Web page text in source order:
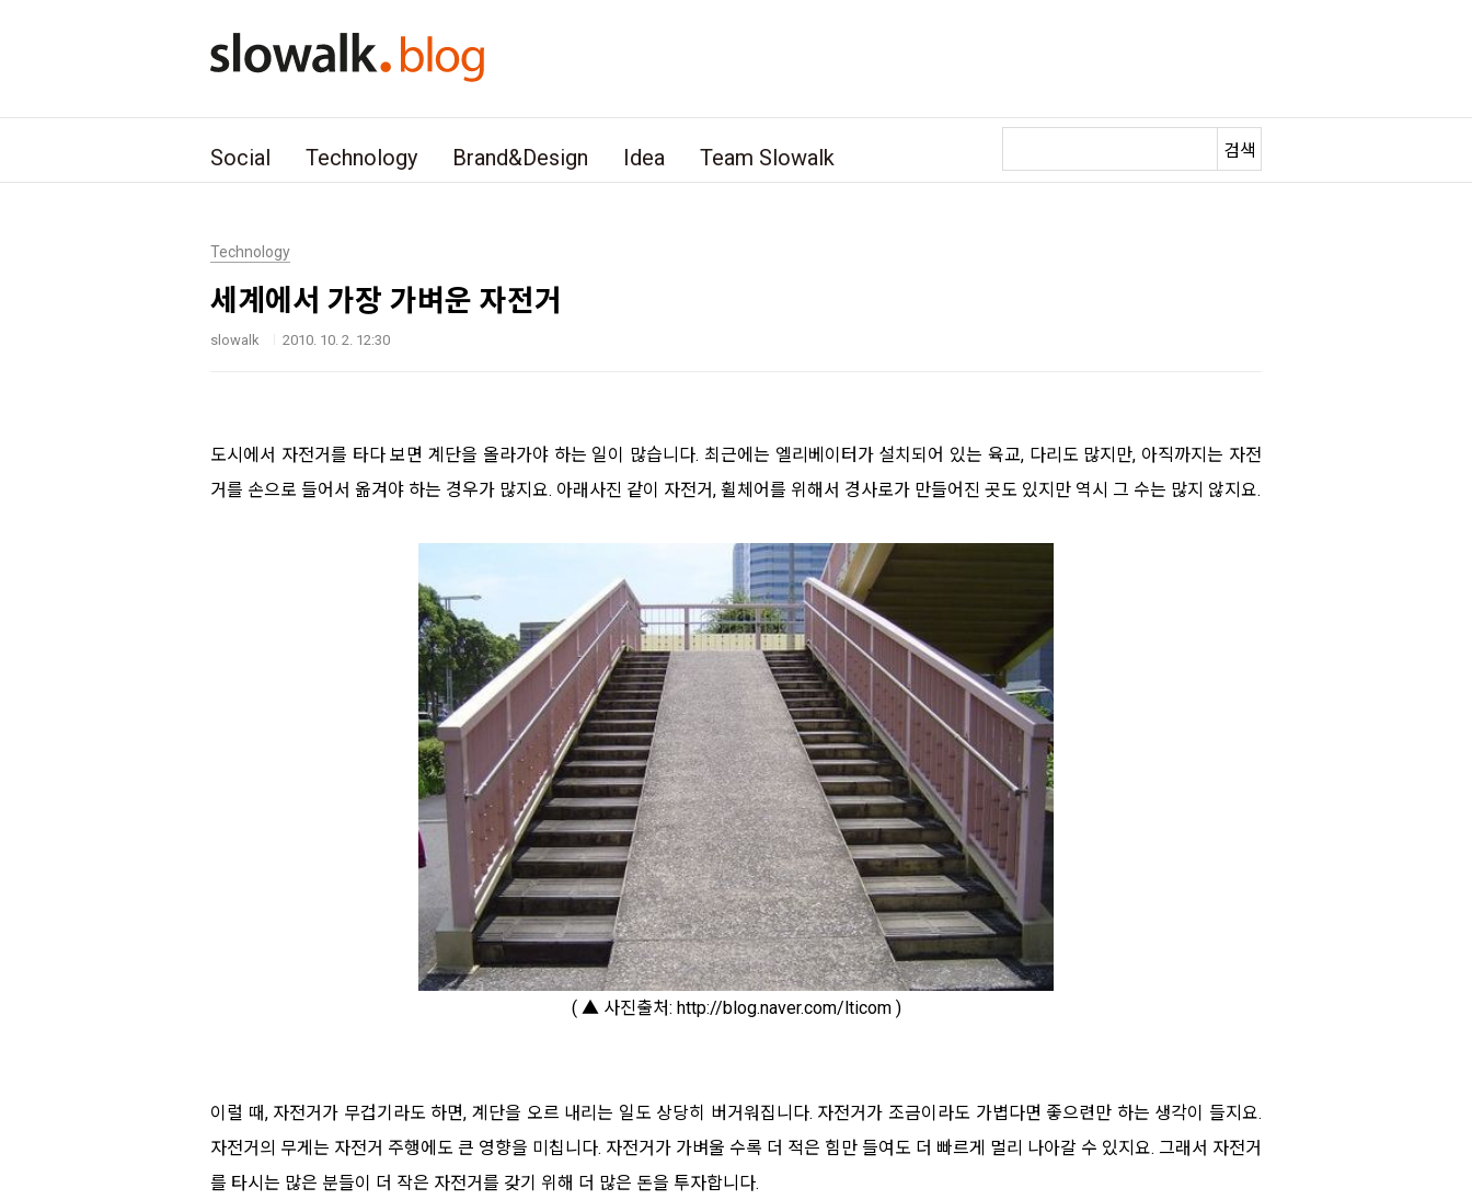
Social Technology Brand&Design Idea Team Slowalk 검색
Technology
세계에서 가장 가벼운 자전거
slowalk 2010. 10. 2. 12:30
도시에서 자전거를 타다 보면 계단을 올라가야 하는 일이 많습니다. 최근에는 엘리베이터가 설치되어 있는 육교, 다리도 많지만, 아직까지는 자전
거를 손으로 들어서 옮겨야 하는 경우가 많지요. 아래사진 같이 자전거, 휠체어를 위해서 경사로가 만들어진 곳도 있지만 역시 그 수는 많지 않지요.
( ▲ 사진출처: http://blog.naver.com/lticom )
이럴 때, 자전거가 무겁기라도 하면, 계단을 오르 내리는 일도 상당히 버거워집니다. 자전거가 조금이라도 가볍다면 좋으련만 하는 생각이 들지요.
자전거의 무게는 자전거 주행에도 큰 영향을 미칩니다. 자전거가 가벼울 수록 더 적은 힘만 들여도 더 빠르게 멀리 나아갈 수 있지요. 그래서 자전거
를 타시는 많은 분들이 더 작은 자전거를 갖기 위해 더 많은 돈을 투자합니다.